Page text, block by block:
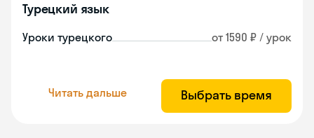
Турецкий язык
Уроки турецкого от 1590 ₽ / урок
Читать дальше Выбрать время